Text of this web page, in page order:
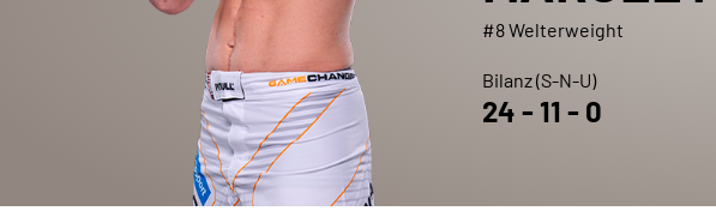
#8 Welterweight
Bilanz (S-N-U)
24 - 11 - 0